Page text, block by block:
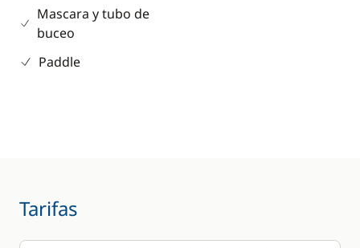
Mascara y tubo de
buceo
Paddle
Tarifas